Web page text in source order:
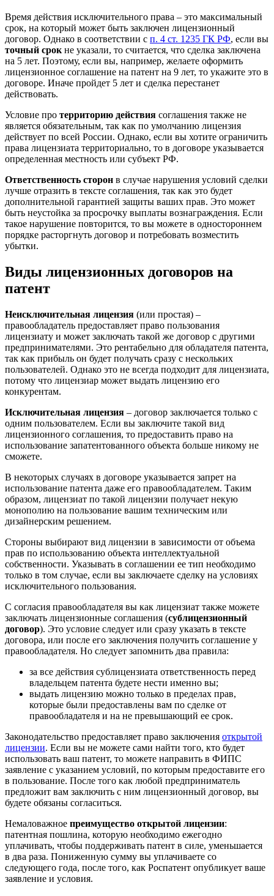
Время действия исключительного права – это максимальный
срок, на который может быть заключен лицензионный
договор. Однако в соответствии с п. 4 ст. 1235 ГК РФ, если вы
точный срокне указали, то считается, что сделка заключена
на 5 лет. Поэтому, если вы, например, желаете оформить
лицензионное соглашение на патент на 9 лет, то укажите это в
договоре. Иначе пройдет 5 лет и сделка перестанет
действовать.
Условие про территорию действия соглашения также не
является обязательным, так как по умолчанию лицензия
действует по всей России. Однако, если вы хотите ограничить
права лицензиата территориально, то в договоре указывается
определенная местность или субъект РФ.
Ответственность сторон в случае нарушения условий сделки
лучше отразить в тексте соглашения, так как это будет
дополнительной гарантией защиты ваших прав. Это может
быть неустойка за просрочку выплаты вознаграждения. Если
такое нарушение повторится, то вы можете в одностороннем
порядке расторгнуть договор и потребовать возместить
убытки.
Виды лицензионных договоров на
патент
Неисключительная лицензия (или простая) –
правообладатель предоставляет право пользования
лицензиату и может заключать такой же договор с другими
предпринимателями. Это рентабельно для обладателя патента,
так как прибыль он будет получать сразу с нескольких
пользователей. Однако это не всегда подходит для лицензиата,
потому что лицензиар может выдать лицензию его
конкурентам.
Исключительная лицензия – договор заключается только с
одним пользователем. Если вы заключите такой вид
лицензионного соглашения, то предоставить право на
использование запатентованного объекта больше никому не
сможете.
В некоторых случаях в договоре указывается запрет на
использование патента даже его правообладателем. Таким
образом, лицензиат по такой лицензии получает некую
монополию на пользование вашим техническим или
дизайнерским решением.
Стороны выбирают вид лицензии в зависимости от объема
прав по использованию объекта интеллектуальной
собственности. Указывать в соглашении ее тип необходимо
только в том случае, если вы заключаете сделку на условиях
исключительного пользования.
С согласия правообладателя вы как лицензиат также можете
заключать лицензионные соглашения (сублицензионный
договор). Это условие следует или сразу указать в тексте
договора, или после его заключения получить соглашение у
правообладателя. Но следует запомнить два правила:
за все действия сублицензиата ответственность перед
владельцем патента будете нести именно вы;
выдать лицензию можно только в пределах прав,
которые были предоставлены вам по сделке от
правообладателя и на не превышающий ее срок.
Законодательство предоставляет право заключения открытой
лицензии. Если вы не можете сами найти того, кто будет
использовать ваш патент, то можете направить в ФИПС
заявление с указанием условий, по которым предоставите его
в пользование. После того как любой предприниматель
предложит вам заключить с ним лицензионный договор, вы
будете обязаны согласиться.
Немаловажное преимущество открытой лицензии:
патентная пошлина, которую необходимо ежегодно
уплачивать, чтобы поддерживать патент в силе, уменьшается
в два раза. Пониженную сумму вы уплачиваете со
следующего года, после того, как Роспатент опубликует ваше
заявление и условия.